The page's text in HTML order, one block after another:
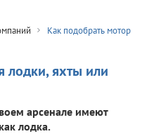
Как подобрать мотор
лодки, яхты или
арсенале имеют
лодка.